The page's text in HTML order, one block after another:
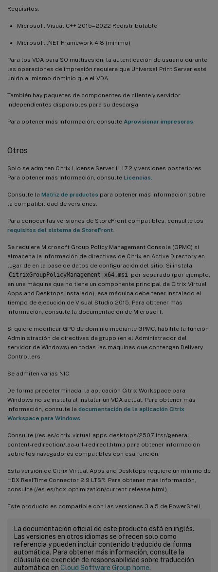
Requisitos:
Microsoft Visual C++ 2015–2022 Redistributable
Microsoft .NET Framework 4.8 (mínimo)
Para los VDA para SO multisesión, la autenticación de usuario durante
las operaciones de impresión requiere que Universal Print Server esté
unido al mismo dominio que el VDA.
También hay paquetes de componentes de cliente y servidor
independientes disponibles para su descarga.
Para obtener más información, consulte Aprovisionar impresoras
Otros
Solo se admiten Citrix License Server 11.17.2 y versiones posteriores.
Para obtener más información, consulte Licencias
Consulte la Matriz de productos para obtener más información sobre
la compatibilidad de versiones.
Para conocer las versiones de StoreFront compatibles, consulte los
requisitos del sistema de StoreFront
Se requiere Microsoft Group Policy Management Console (GPMC) si
almacena la información de directivas de Citrix en Active Directory en
lugar de en la base de datos de configuración del sitio. Si instala
CitrixGroupPolicyManagement_x64.msi
por separado (por ejemplo,
en una máquina que no tiene un componente principal de Citrix Virtual
Apps and Desktops instalado), esa máquina debe tener instalado el
tiempo de ejecución de Visual Studio 2015. Para obtener más
información, consulte la documentación de Microsoft.
Si quiere modificar GPO de dominio mediante GPMC, habilite la función
Administración de directivas de grupo (en el Administrador del
servidor de Windows) en todas las máquinas que contengan Delivery
Controllers.
Se admiten varias NIC.
De forma predeterminada, la aplicación Citrix Workspace para
Windows no se instala al instalar un VDA actual. Para obtener más
información, consulte la documentación de la aplicación Citrix
Workspace para Windows
Consulte (/es-es/citrix-virtual-apps-desktops/2507-ltsr/general-
content-redirection/laa-url-redirect.html) para obtener información
sobre los navegadores compatibles con esa función.
Esta versión de Citrix Virtual Apps and Desktops requiere un mínimo de
HDX RealTime Connector 2.9 LTSR. Para obtener más información,
consulte (/es-es/hdx-optimization/current-release.html).
Este producto es compatible con las versiones 3 a 5 de PowerShell.
La documentación oficial de este producto está en inglés.
Las versiones en otros idiomas se ofrecen solo como
referencia y pueden incluir contenido traducido de forma
automática. Para obtener más información, consulte la
cláusula de exención de responsabilidad sobre traducción
automática en Cloud Software Group home.